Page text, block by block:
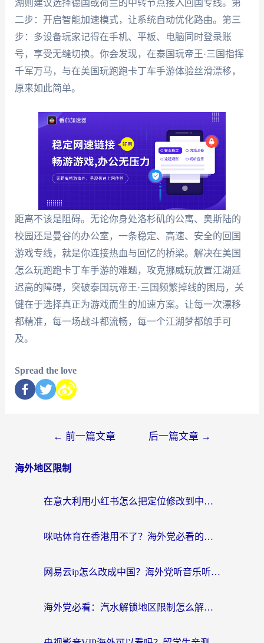
湖则建议选择德国或荷兰的中转节点接入回国专线。第
二步：开启智能加速模式，让系统自动优化路由。第三
步：多设备玩家记得在手机、平板、电脑同时登录账
号，享受无缝切换。你会发现，在泰国玩帝王·三国指挥
千军万马，与在美国玩跑跑卡丁车手游体验丝滑漂移，
原来如此简单。
距离不该是阻碍。无论你身处洛杉矶的公寓、奥斯陆的
校园还是曼谷的办公室，一条稳定、高速、安全的回国
游戏专线，就是你连接热血与回忆的桥梁。解决在美国
怎么玩跑跑卡丁车手游的难题，攻克挪威玩放置江湖延
迟高的障碍，突破泰国玩帝王·三国频繁掉线的困局，关
键在于选择真正为游戏而生的加速方案。让每一次漂移
都精准，每一场战斗都流畅，每一个江湖梦都触手可
及。
Spread the love
← 前一篇文章 后一篇文章 →
海外地区限制
在意大利用小红书怎么把定位修改到中国国内？3个实用技巧+1个靠谱工具帮你搞定
咪咕体育在香港用不了？海外党必看的回国加速器选择指南（附3个真实场景解决方案）
网易云ip怎么改成中国？海外党听音乐听书的无痛解决方案
海外党必看：汽水解锁地区限制怎么解除？3招解决国内影音&生活服务难题